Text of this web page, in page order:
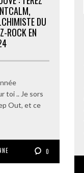
DU
ROCK EN
toi .. Je sors
Out, et ce
0